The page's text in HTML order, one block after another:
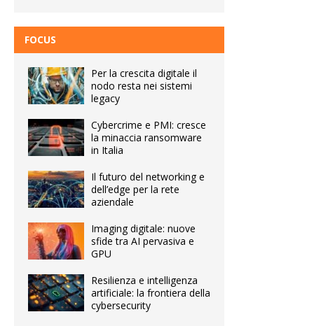
FOCUS
Per la crescita digitale il
nodo resta nei sistemi
legacy
Cybercrime e PMI: cresce
la minaccia ransomware
in Italia
Il futuro del networking e
dell’edge per la rete
aziendale
Imaging digitale: nuove
sfide tra AI pervasiva e
GPU
Resilienza e intelligenza
artificiale: la frontiera della
cybersecurity